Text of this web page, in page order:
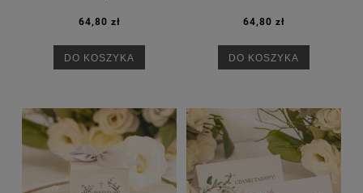
64,80 zł
DO KOSZYKA
64,80 zł
DO KOSZYKA